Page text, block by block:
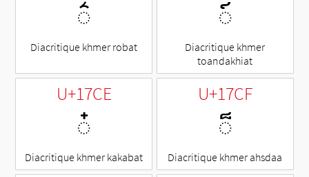
◌៌
Diacritique khmer robat
◌៍
Diacritique khmer
toandakhiat
U+17CE
◌៎
Diacritique khmer kakabat
U+17CF
◌៏
Diacritique khmer ahsdaa